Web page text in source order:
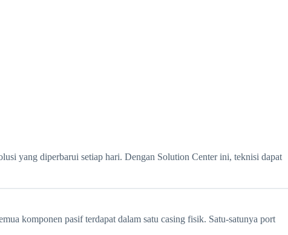
yang diperbarui setiap hari. Dengan Solution Center ini, teknisi dapat
komponen pasif terdapat dalam satu casing fisik. Satu-satunya port